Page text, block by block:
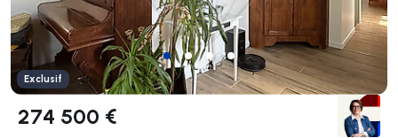
Exclusif
274 500 €